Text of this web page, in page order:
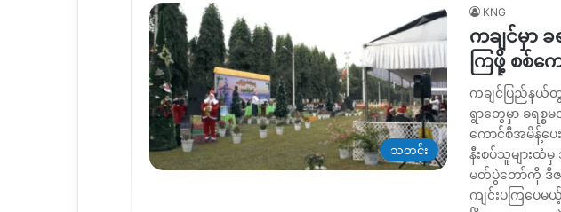
သတင်း
KNG
ကချင်မှာ ခ
ကြဖို့ စစ်က
ကချင်ပြည်နယ်တွ
ရွာတွေမှာ ခရစ္စ
ကောင်စီအမိန့်‌ပေ
နီးစပ်သူများထံ
မတ်ပွဲတော်ကို ဒီဇ
ကျင်းပကြပေမ